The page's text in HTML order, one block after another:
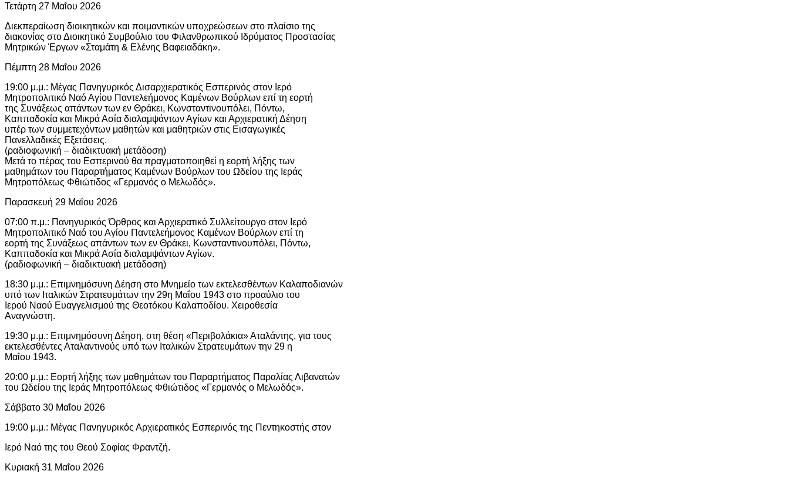
Τετάρτη 27 Μαΐου 2026
Διεκπεραίωση διοικητικών και ποιμαντικών υποχρεώσεων στο πλαίσιο της
διακονίας στο Διοικητικό Συμβούλιο του Φιλανθρωπικού Ιδρύματος Προστασίας
Μητρικών Έργων «Σταμάτη & Ελένης Βαφειαδάκη».
Πέμπτη 28 Μαΐου 2026
19:00 μ.μ.: Μέγας Πανηγυρικός Δισαρχιερατικός Εσπερινός στον Ιερό
Μητροπολιτικό Ναό Αγίου Παντελεήμονος Καμένων Βούρλων επί τη εορτή
της Συνάξεως απάντων των εν Θράκει, Κωνσταντινουπόλει, Πόντω,
Καππαδοκία και Μικρά Ασία διαλαμψάντων Αγίων και Αρχιερατική Δέηση
υπέρ των συμμετεχόντων μαθητών και μαθητριών στις Εισαγωγικές
Πανελλαδικές Εξετάσεις.
(ραδιοφωνική – διαδικτυακή μετάδοση)
Μετά το πέρας του Εσπερινού θα πραγματοποιηθεί η εορτή λήξης των
μαθημάτων του Παραρτήματος Καμένων Βούρλων του Ωδείου της Ιεράς
Μητροπόλεως Φθιώτιδος «Γερμανός ο Μελωδός».
Παρασκευή 29 Μαΐου 2026
07:00 π.μ.: Πανηγυρικός Όρθρος και Αρχιερατικό Συλλείτουργο στον Ιερό
Μητροπολιτικό Ναό του Αγίου Παντελεήμονος Καμένων Βούρλων επί τη
εορτή της Συνάξεως απάντων των εν Θράκει, Κωνσταντινουπόλει, Πόντω,
Καππαδοκία και Μικρά Ασία διαλαμψάντων Αγίων.
(ραδιοφωνική – διαδικτυακή μετάδοση)
18:30 μ.μ.: Επιμνημόσυνη Δέηση στο Μνημείο των εκτελεσθέντων Καλαποδιανών
υπό των Ιταλικών Στρατευμάτων την 29η Μαΐου 1943 στο προαύλιο του
Ιερού Ναού Ευαγγελισμού της Θεοτόκου Καλαποδίου. Χειροθεσία
Αναγνώστη.
19:30 μ.μ.: Επιμνημόσυνη Δέηση, στη θέση «Περιβολάκια» Αταλάντης, για τους
εκτελεσθέντες Αταλαντινούς υπό των Ιταλικών Στρατευμάτων την 29 η
Μαΐου 1943.
20:00 μ.μ.: Εορτή λήξης των μαθημάτων του Παραρτήματος Παραλίας Λιβανατών
του Ωδείου της Ιεράς Μητροπόλεως Φθιώτιδος «Γερμανός ο Μελωδός».
Σάββατο 30 Μαΐου 2026
19:00 μ.μ.: Μέγας Πανηγυρικός Αρχιερατικός Εσπερινός της Πεντηκοστής στον
Ιερό Ναό της του Θεού Σοφίας Φραντζή.
Κυριακή 31 Μαΐου 2026